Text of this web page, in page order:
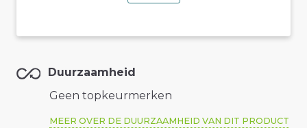
Duurzaamheid
Geen topkeurmerken
MEER OVER DE DUURZAAMHEID VAN DIT PRODUCT